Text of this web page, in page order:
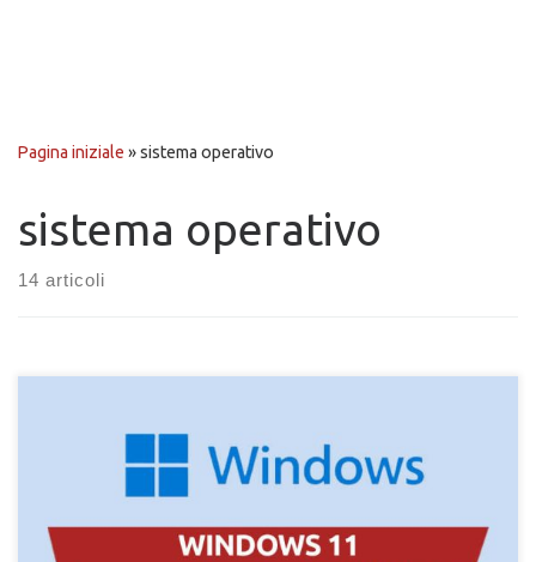
Pagina iniziale »sistema operativo
sistema operativo
14 articoli
applicazioni di Windows 11 a sinistra invece che al centro.